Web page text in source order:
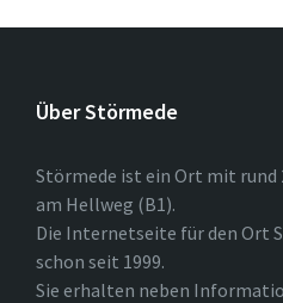
Über Störmede
Störmede ist ein Ort mit rund
am Hellweg (B1).
Die Internetseite für den Ort
schon seit 1999.
Sie erhalten neben